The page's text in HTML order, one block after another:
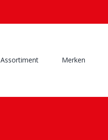
Assortiment Merken